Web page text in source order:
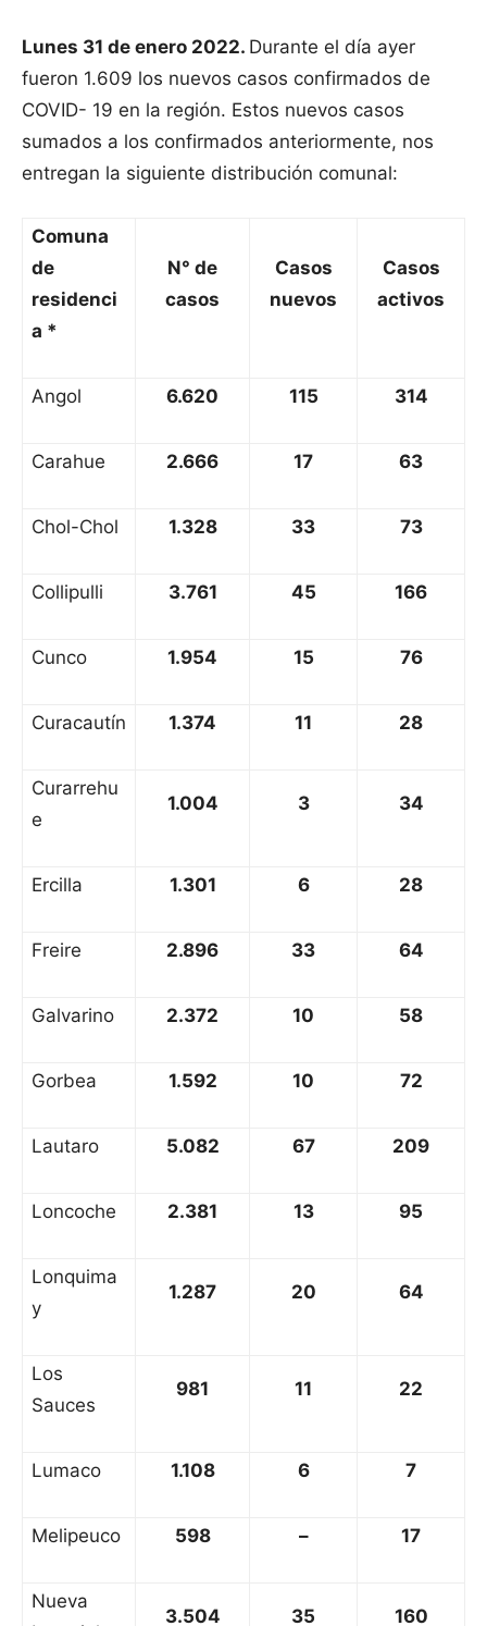
Lunes 31 de enero 2022. Durante el día ayer
fueron 1.609 los nuevos casos confirmados de
COVID- 19 en la región. Estos nuevos casos
sumados a los confirmados anteriormente, nos
entregan la siguiente distribución comunal:
Comuna
de
residenci
a *
N° de
casos
Casos
nuevos
Casos
activos
Angol 6.620 115 314
Carahue 2.666 17 63
Chol-Chol 1.328 33 73
Collipulli 3.761 45 166
Cunco 1.954 15 76
Curacautín 1.374 11 28
Curarrehu
e
1.004 3 34
Ercilla 1.301 6 28
Freire 2.896 33 64
Galvarino 2.372 10 58
Gorbea 1.592 10 72
Lautaro 5.082 67 209
Loncoche 2.381 13 95
Lonquima
y
1.287 20 64
Los
Sauces
981 11 22
Lumaco 1.108 6 7
Melipeuco 598 – 17
Nueva
3.504 35 160